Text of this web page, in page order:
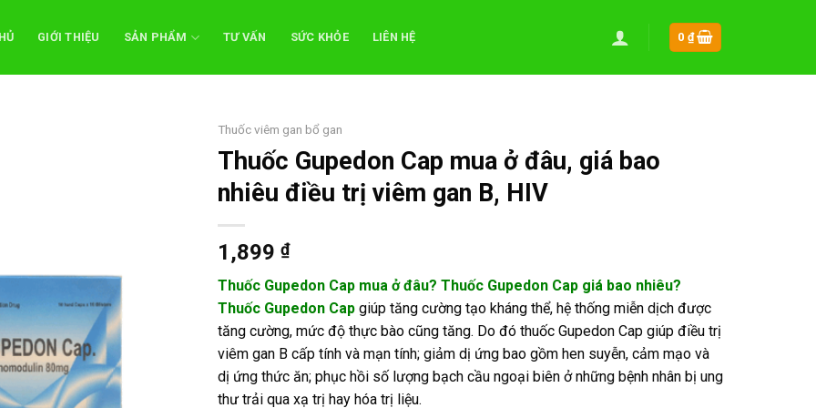
GIỚI THIỆU SẢN PHẨM TƯ VẤN SỨC KHỎE LIÊN HỆ 0 ₫
Thuốc viêm gan bổ gan
Thuốc Gupedon Cap mua ở đâu, giá bao
nhiêu điều trị viêm gan B, HIV
1,899 ₫
Thuốc Gupedon Cap mua ở đâu? Thuốc Gupedon Cap giá bao nhiêu?
Thuốc Gupedon Cap giúp tăng cường tạo kháng thể, hệ thống miễn dịch được
tăng cường, mức độ thực bào cũng tăng. Do đó thuốc Gupedon Cap giúp điều trị
viêm gan B cấp tính và mạn tính; giảm dị ứng bao gồm hen suyễn, cảm mạo và
dị ứng thức ăn; phục hồi số lượng bạch cầu ngoại biên ở những bệnh nhân bị ung
thư trải qua xạ trị hay hóa trị liệu.